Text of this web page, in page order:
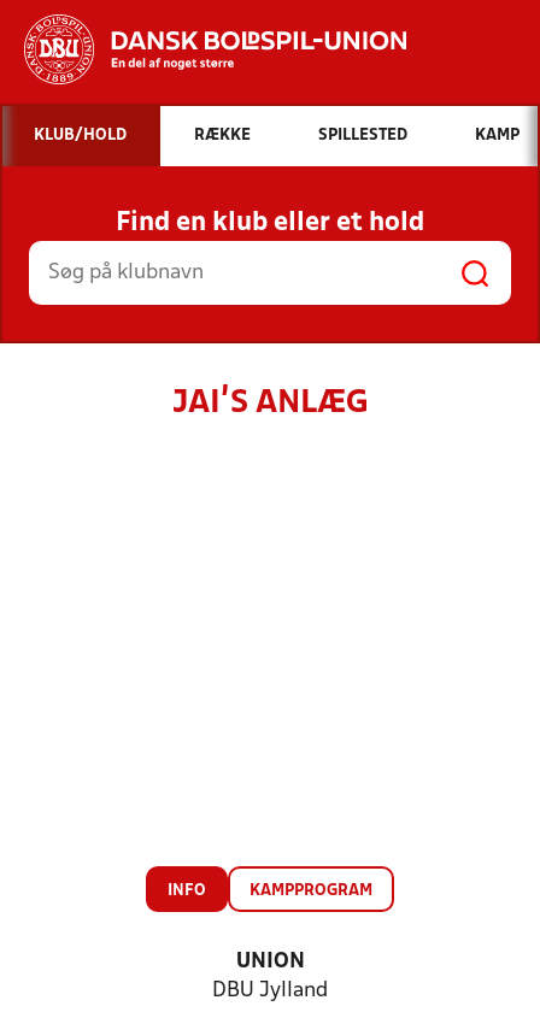
Hvad vil du søge efter?
INDHOLD OG NYHEDER
STILLINGER, RESULTATER, KLUBBER OG
HOLD
KLUB/HOLD RÆKKE SPILLESTED KAMP
Find en klub eller et hold
JAI'S ANLÆG
INFO KAMPPROGRAM
UNION
DBU Jylland